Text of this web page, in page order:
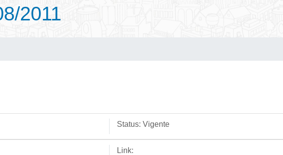
2011
Status: Vigente
Link: